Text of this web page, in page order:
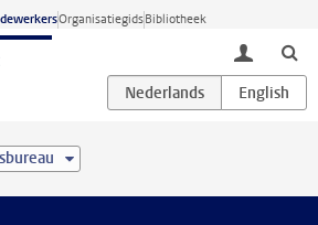
OrganisatiegidsBibliotheek
toggle